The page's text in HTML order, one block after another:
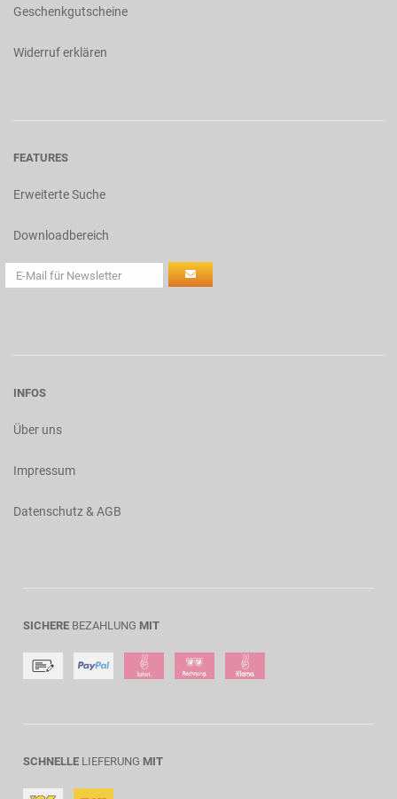
Geschenkgutscheine
Widerruf erklären
FEATURES
Erweiterte Suche
Downloadbereich
INFOS
Über uns
Impressum
Datenschutz & AGB
SICHERE BEZAHLUNG MIT
SCHNELLE LIEFERUNG MIT